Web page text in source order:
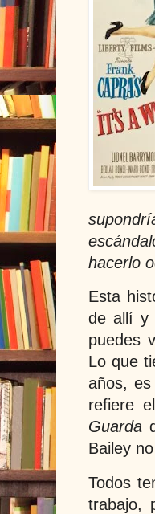
hacerlo
Esta
de allí y
puedes
Lo que
años,
refiere
Guarda
Bailey
Todos
trabajo,